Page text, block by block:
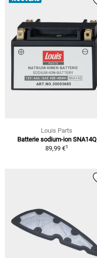
Louis Parts
Batterie sodium-ion SNA14Q
89,99 €1